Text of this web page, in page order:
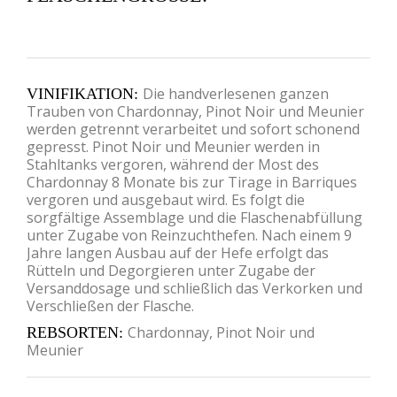
VINIFIKATION Die handverlesenen ganzen
Trauben von Chardonnay, Pinot Noir und Meunier
werden getrennt verarbeitet und sofort schonend
gepresst. Pinot Noir und Meunier werden in
Stahltanks vergoren, während der Most des
Chardonnay 8 Monate bis zur Tirage in Barriques
vergoren und ausgebaut wird. Es folgt die
sorgfältige Assemblage und die Flaschenabfüllung
unter Zugabe von Reinzuchthefen. Nach einem 9
Jahre langen Ausbau auf der Hefe erfolgt das
Rütteln und Degorgieren unter Zugabe der
Versanddosage und schließlich das Verkorken und
Verschließen der Flasche.
REBSORTEN Chardonnay, Pinot Noir und
Meunier